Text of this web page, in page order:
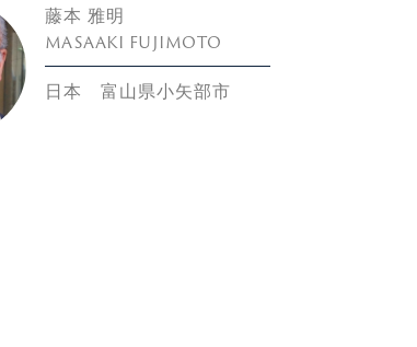
藤本 雅明
MASAAKI FUJIMOTO
日本 富山県小矢部市